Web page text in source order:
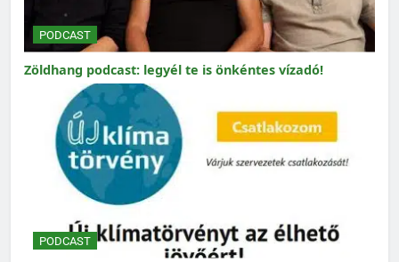
PODCAST
Zöldhang podcast: legyél te is önkéntes vízadó!
PODCAST